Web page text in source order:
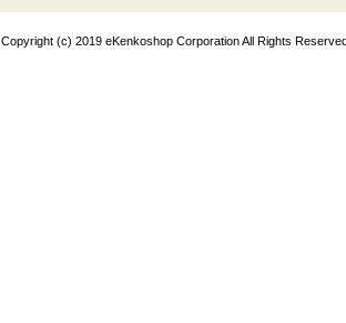
Copyright (c) 2019 eKenkoshop Corporation All Rights